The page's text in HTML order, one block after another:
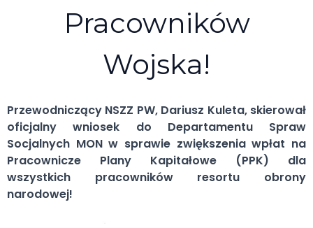
Pracowników
Wojska!
Przewodniczący NSZZ PW, Dariusz Kuleta, skierował
oficjalny wniosek do Departamentu Spraw
Socjalnych MON w sprawie zwiększenia wpłat na
Pracownicze Plany Kapitałowe (PPK) dla
wszystkich pracowników resortu obrony
narodowej!